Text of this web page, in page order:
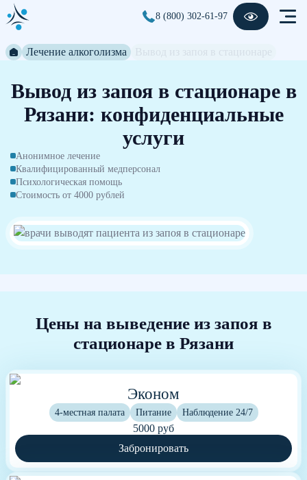
8 (800) 302-61-97
Лечение алкоголизма
Вывод из запоя в стационаре в
Рязани: конфиденциальные
услуги
Анонимное лечение
Квалифицированный медперсонал
Психологическая помощь
Стоимость от 4000 рублей
Цены на выведение из запоя в
стационаре в Рязани
Эконом
4-местная палата Питание Наблюдение 24/7
5000 руб
Забронировать